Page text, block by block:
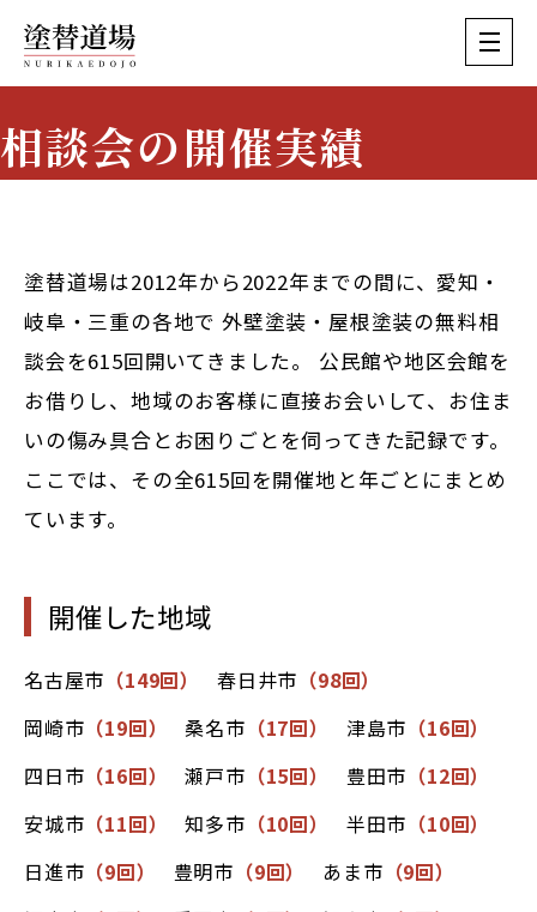
相談会の開催実績
塗替道場は2012年から2022年までの間に、愛知・
岐阜・三重の各地で外壁塗装・屋根塗装の無料相
談会を615回開いてきました。 公民館や地区会館を
お借りし、地域のお客様に直接お会いして、お住ま
いの傷み具合とお困りごとを伺ってきた記録です。
ここでは、その全615回を開催地と年ごとにまとめ
ています。
開催した地域
名古屋市 （149回） 春日井市 （98回）
岡崎市 （19回） 桑名市 （17回） 津島市 （16回）
四日市 （16回） 瀬戸市 （15回） 豊田市 （12回）
安城市 （11回） 知多市 （10回） 半田市 （10回）
日進市 （9回） 豊明市 （9回） あま市 （9回）